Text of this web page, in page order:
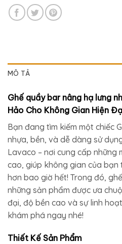
MÔ TẢ
Ghế quầy bar nâng hạ lưng
Hảo Cho Không Gian Hiện
Bạn đang tìm kiếm một chiếc
nhựa, bền, và dễ dàng sử
Lavaco – nơi cung cấp những
cao, giúp không gian của bạn
hơn bao giờ hết! Trong đó,
những sản phẩm được ưa
đại, độ bền cao và sự linh
khám phá ngay nhé!
Thiết Kế Sản Phẩm